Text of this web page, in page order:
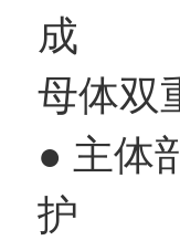
成
母体双
● 主体
护